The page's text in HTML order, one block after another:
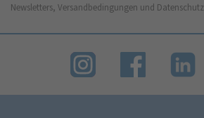
Newsletters, Versandbedingungen und Datenschutz